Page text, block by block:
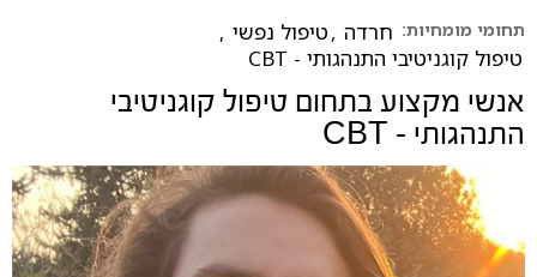
תחומי מומחיות: חרדה ,טיפול נפשי ,
טיפול קוגניטיבי התנהגותי - CBT
אנשי מקצוע בתחום טיפול קוגניטיבי
התנהגותי - CBT